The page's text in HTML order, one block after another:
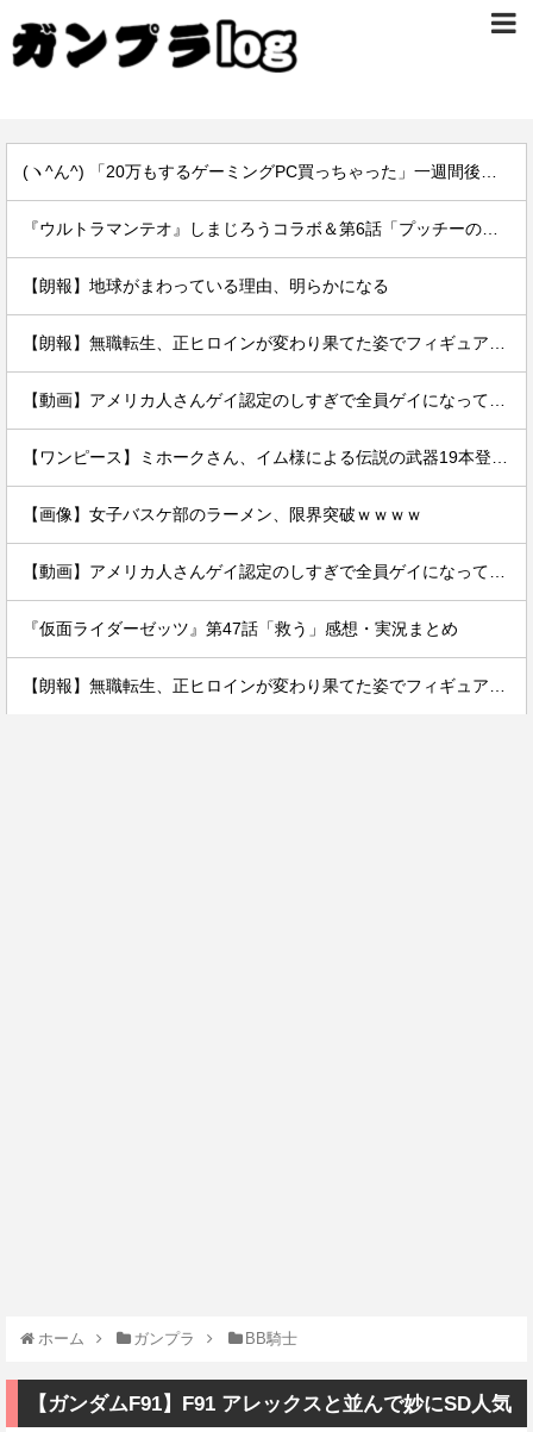
【朗報】地球がまわっている理由、明らかになる
【画像】女子バスケ部のラーメン、限界突破ｗｗｗｗ
『仮面ライダーゼッツ』第47話「救う」感想・実況まとめ
ホーム ガンプラ BB騎士
【ガンダムF91】F91 アレックスと並んで妙にSD人気